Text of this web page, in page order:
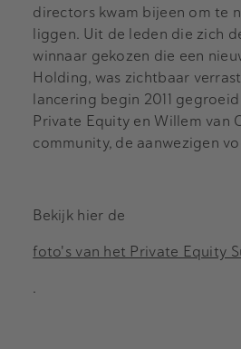
directors kwam bijeen om te
liggen. Uit de leden die zich
winnaar gekozen die een
Holding, was zichtbaar
lancering begin 2011
Private Equity en Willem van
community, de aanwezigen
Bekijk hier de
foto's van het Private Equity
.